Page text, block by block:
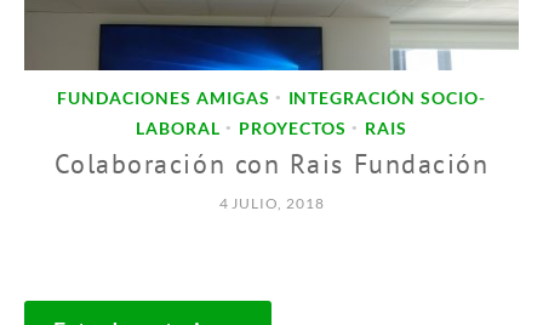
FUNDACIONES AMIGAS •
INTEGRACIÓN SOCIO-
LABORAL • PROYECTOS • RAIS
Colaboración con Rais Fundación
4 JULIO, 2018
NAVEGACIÓN